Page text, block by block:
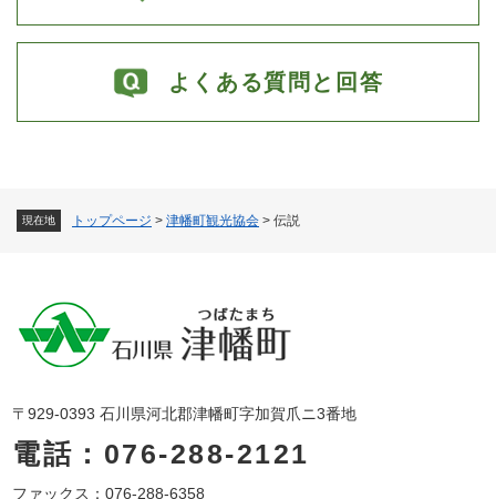
現在地 トップページ > 津幡町観光協会 > 伝説
よくある質問と回答
〒929-0393 石川県河北郡津幡町字加賀爪ニ3番地
電話：076-288-2121
ファックス：076-288-6358